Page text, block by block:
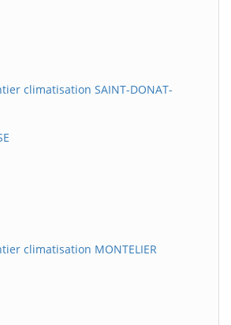
climatisation SAINT-DONAT-
climatisation MONTELIER